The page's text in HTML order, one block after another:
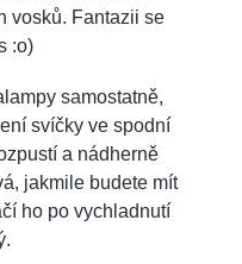
vosků. Fantazii se
:o)
samostatně,
svíčky ve spodní
a nádherně
jakmile budete mít
ho po vychladnutí